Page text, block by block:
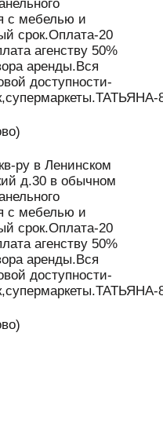
с мебелью и
срок.Оплата-20
агенству 50%
аренды.Вся
доступности-
ру в Ленинском
д.30 в обычном
с мебелью и
срок.Оплата-20
агенству 50%
аренды.Вся
доступности-